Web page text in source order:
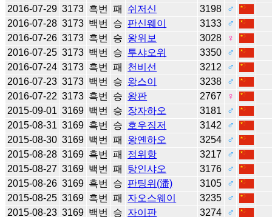
2016-07-29 3173 흑번 패 쉬저신 3198
♂
2016-07-28 3173 백번 승 판신웨이 3133
♂
2016-07-26 3173 흑번 승 왕위보 3028
♀
2016-07-25 3173 백번 승 투샤오위 3350
♂
2016-07-24 3173 흑번 패 천비선 3212
♂
2016-07-23 3173 백번 승 왕스이 3238
♂
2016-07-22 3173 흑번 승 왕판 2767
♀
2015-09-01 3169 백번 승 장자하오 3181
♂
2015-08-31 3169 흑번 승 호우징저 3142
♂
2015-08-30 3169 백번 패 왕옌하오 3254
♂
2015-08-28 3169 흑번 패 정위항 3217
♂
2015-08-27 3169 백번 패 탕인샤오 3176
♂
2015-08-26 3169 흑번 승 판팅위(潘) 3105
♂
2015-08-25 3169 흑번 패 자오스웨이 3235
♂
2015-08-23 3169 백번 승 자이판 3274
♂